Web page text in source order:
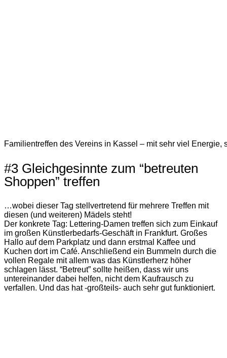
Familientreffen des Vereins in Kassel – mit sehr viel Energie,
#3 Gleichgesinnte zum “betreuten
Shoppen” treffen
…wobei dieser Tag stellvertretend für mehrere Treffen mit
diesen (und weiteren) Mädels steht!
Der konkrete Tag: Lettering-Damen treffen sich zum Einkauf
im großen Künstlerbedarfs-Geschäft in Frankfurt. Großes
Hallo auf dem Parkplatz und dann erstmal Kaffee und
Kuchen dort im Café. Anschließend ein Bummeln durch die
vollen Regale mit allem was das Künstlerherz höher
schlagen lässt. “Betreut” sollte heißen, dass wir uns
untereinander dabei helfen, nicht dem Kaufrausch zu
verfallen. Und das hat -großteils- auch sehr gut funktioniert.